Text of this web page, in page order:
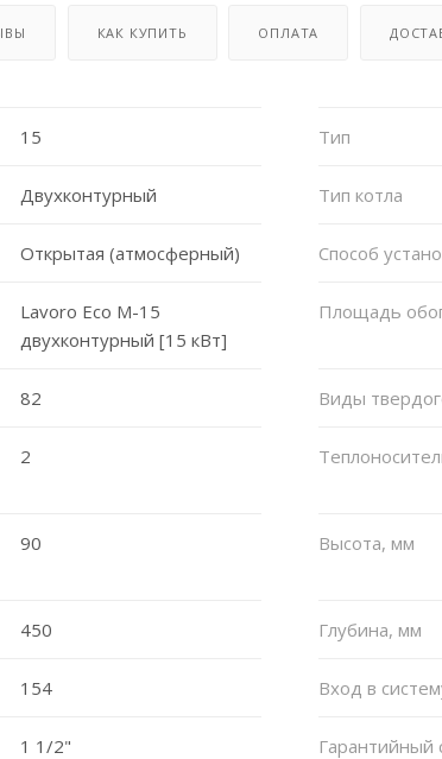
КАК КУПИТЬ ОПЛАТА
15 Тип
Двухконтурный Тип котла
Открытая (атмосферный) Способ
Lavoro Eco M-15
двухконтурный [15 кВт]
Площадь
82 Виды
2
90 Высота, мм
450 Глубина, мм
154 Вход в
1 1/2" Гарантийный